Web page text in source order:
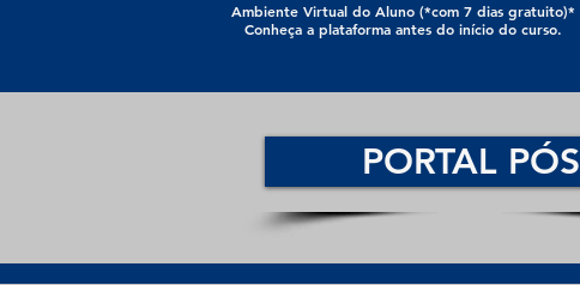
Ambiente Virtual do Aluno (*com 7 dias gratuito)*
Conheça a plataforma antes do início do curso.
PORTAL PÓS